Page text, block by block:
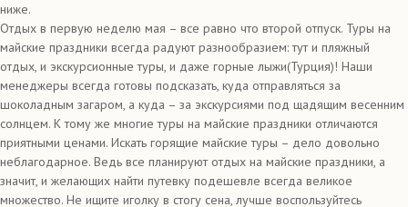
ниже.
Отдых в первую неделю мая – все равно что второй отпуск. Туры на
майские праздники всегда радуют разнообразием: тут и пляжный
отдых, и экскурсионные туры, и даже горные лыжи(Турция)! Наши
менеджеры всегда готовы подсказать, куда отправляться за
шоколадным загаром, а куда – за экскурсиями под щадящим весенним
солнцем. К тому же многие туры на майские праздники отличаются
приятными ценами. Искать горящие майские туры – дело довольно
неблагодарное. Ведь все планируют отдых на майские праздники, а
значит, и желающих найти путевку подешевле всегда великое
множество. Не ищите иголку в стогу сена, лучше воспользуйтесь